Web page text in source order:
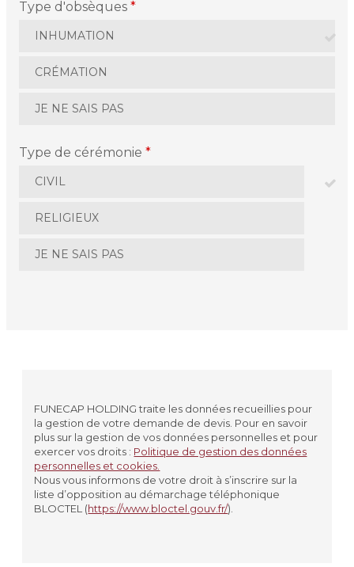
Type d'obsèques*
INHUMATION
CRÉMATION
JE NE SAIS PAS
Type de cérémonie*
CIVIL
RELIGIEUX
JE NE SAIS PAS
MONSIEUR
Prénom*
Nom*
FUNECAP HOLDING traite les données recueillies pour
la gestion de votre demande de devis. Pour en savoir
plus sur la gestion de vos données personnelles et pour
exercer vos droits : Politique de gestion des données
personnelles et cookies.
Nous vous informons de votre droit à s’inscrire sur la
liste d’opposition au démarchage téléphonique
BLOCTEL (https://www.bloctel.gouv.fr/).